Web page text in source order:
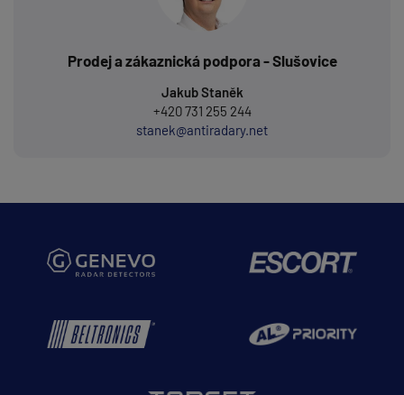
Prodej a zákaznická podpora - Slušovice
Jakub Staněk
+420 731 255 244
stanek@antiradary.net